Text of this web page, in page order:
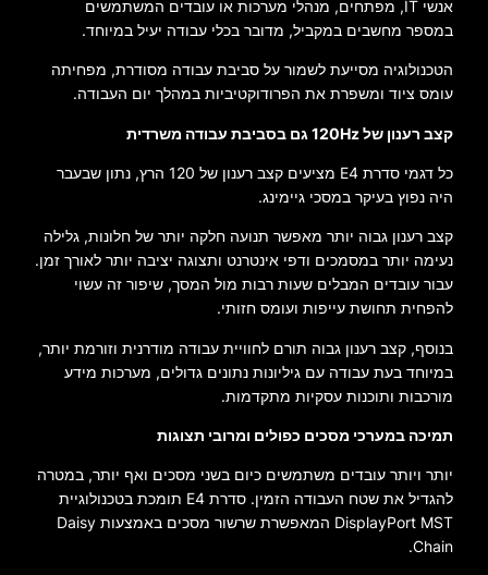
אנשי IT, מפתחים, מנהלי מערכות או עובדים המשתמשים
במספר מחשבים במקביל, מדובר בכלי עבודה יעיל במיוחד.
הטכנולוגיה מסייעת לשמור על סביבת עבודה מסודרת, מפחיתה
עומס ציוד ומשפרת את הפרודוקטיביות במהלך יום העבודה.
קצב רענון של 120Hz גם בסביבת עבודה משרדית
כל דגמי סדרת E4 מציעים קצב רענון של 120 הרץ, נתון שבעבר
היה נפוץ בעיקר במסכי גיימינג.
קצב רענון גבוה יותר מאפשר תנועה חלקה יותר של חלונות, גלילה
נעימה יותר במסמכים ודפי אינטרנט ותצוגה יציבה יותר לאורך זמן.
עבור עובדים המבלים שעות רבות מול המסך, שיפור זה עשוי
להפחית תחושת עייפות ועומס חזותי.
בנוסף, קצב רענון גבוה תורם לחוויית עבודה מודרנית וזורמת יותר,
במיוחד בעת עבודה עם גיליונות נתונים גדולים, מערכות מידע
מורכבות ותוכנות עסקיות מתקדמות.
תמיכה במערכי מסכים כפולים ומרובי תצוגות
יותר ויותר עובדים משתמשים כיום בשני מסכים ואף יותר, במטרה
להגדיל את שטח העבודה הזמין. סדרת E4 תומכת בטכנולוגיית
DisplayPort MST המאפשרת שרשור מסכים באמצעות Daisy
Chain.